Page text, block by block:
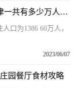
天津人口普查数据2021年情况如何？天津一共有多少万人口？
口为1386 60万人，
2023/06/07
园餐厅食材攻略